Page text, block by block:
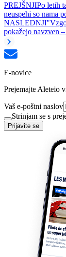
PREJŠNJIPo letih
neuspehi so nama
NASLEDNJI
pokažejo navzven
E-novice
Prejemajte Aleteio
Vaš e-poštni naslov
Strinjam se s
Prijavite se